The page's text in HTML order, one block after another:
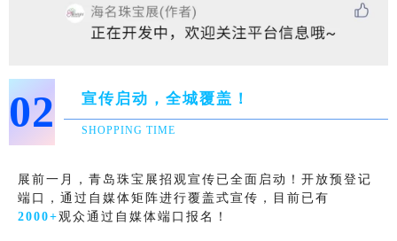
02 宣传启动，全城覆盖！
SHOPPING TIME
展前一月，青岛珠宝展招观宣传已全面启动！开放预登记
端口，通过自媒体矩阵进行覆盖式宣传，目前已有
2000+观众通过自媒体端口报名！